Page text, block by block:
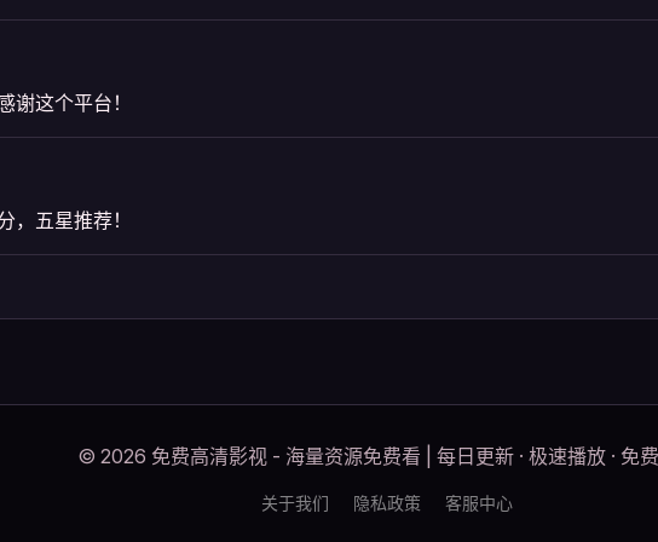
谢这个平台！
，五星推荐！
© 2026 免费高清影视 - 海量资源免费看 | 每日更新 · 极速播放 · 免
关于我们 隐私政策 客服中心